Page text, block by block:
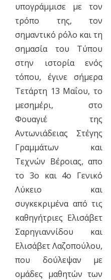
υπογράμμισε με τον
τρόπο της, τον
σημαντικό ρόλο και τη
σημασία του Τύπου
στην ιστορία ενός
τόπου, έγινε σήμερα
Τετάρτη 13 Μαΐου, το
μεσημέρι, στο
Φουαγιέ της
Αντωνιάδειας Στέγης
Γραμμάτων και
Τεχνών Βέροιας, απο
το 3ο και 4ο Γενικό
Λύκειο και
συγκεκριμένα από τις
καθηγήτριες Ελισάβετ
Σαρηγιαννίδου και
Ελισάβετ Λαζοπούλου,
που δούλεψαν με
ομάδες μαθητών των